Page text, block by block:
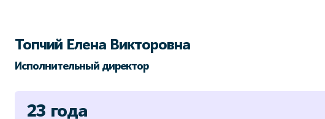
Топчий Елена Викторовна
Исполнительный директор
23 года